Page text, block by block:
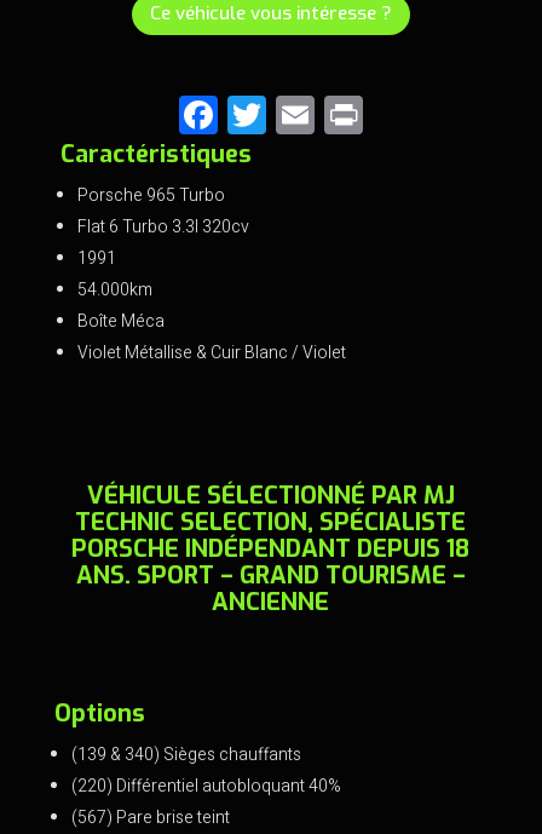
Ce véhicule vous intéresse ?
F
a
ce
b
k
T
wi
E
m
Caractéristiques
Porsche 965 Turbo
Flat 6 Turbo 3.3l 320cv
1991
54.000km
Boîte Méca
Violet Métallise & Cuir Blanc / Violet
VÉHICULE SÉLECTIONNÉ PAR MJ
TECHNIC SELECTION, SPÉCIALISTE
PORSCHE INDÉPENDANT DEPUIS 18
ANS. SPORT – GRAND TOURISME –
ANCIENNE
Options
(139 & 340) Sièges chauffants
(220) Différentiel autobloquant 40%
(567) Pare brise teint